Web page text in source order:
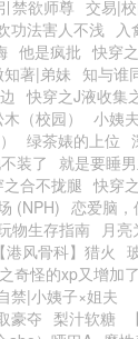
禁欲师尊 交易|
功法害人不浅 入
他是疯批 快穿
知著|弟妹 知与谁
快穿之J液收集
（校园） 小姨
绿茶婊的上位
装了 就是要睡
之合不拢腿 快穿
(NPH) 恋爱脑，
物生存指南 月亮
【港风骨科】猎火
奇怪的xp又增加了
禁|小姨子×姐夫
豪夺 梨汁软糖